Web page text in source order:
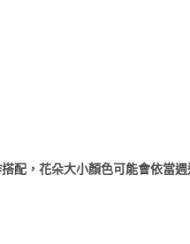
配，花朵大小顏色可能會依當